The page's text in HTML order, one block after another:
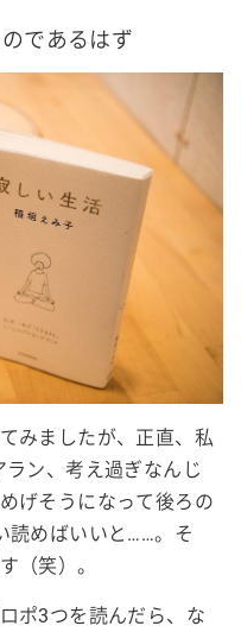
であるはず
みましたが、正直、私
ン、考え過ぎなんじ
げそうになって後ろの
読めばいいと……。そ
（笑）。
ポ3つを読んだら、な